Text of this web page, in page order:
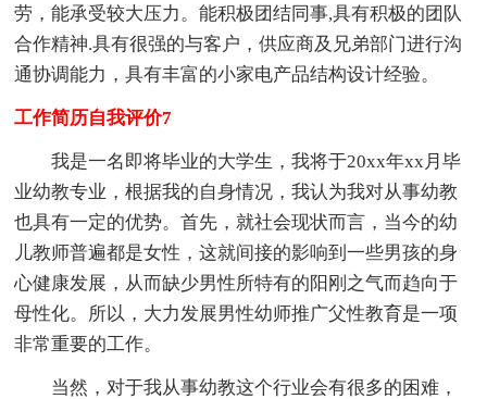
劳，能承受较大压力。能积极团结同事,具有积极的团队
合作精神.具有很强的与客户，供应商及兄弟部门进行沟
通协调能力，具有丰富的小家电产品结构设计经验。
工作简历自我评价7
我是一名即将毕业的大学生，我将于20xx年xx月毕
业幼教专业，根据我的自身情况，我认为我对从事幼教
也具有一定的优势。首先，就社会现状而言，当今的幼
儿教师普遍都是女性，这就间接的影响到一些男孩的身
心健康发展，从而缺少男性所特有的阳刚之气而趋向于
母性化。所以，大力发展男性幼师推广父性教育是一项
非常重要的工作。
当然，对于我从事幼教这个行业会有很多的困难，